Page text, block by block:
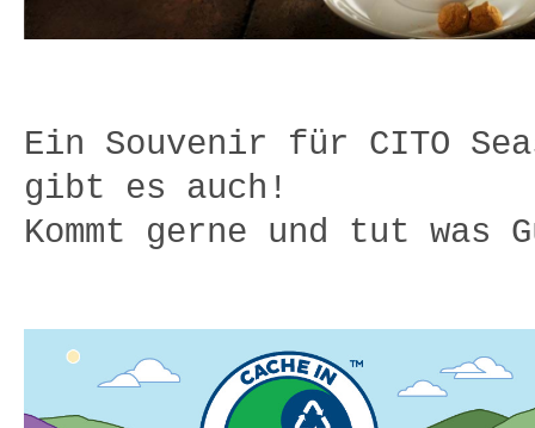
Ein Souvenir für CITO
gibt es auch!
Kommt gerne und tut was